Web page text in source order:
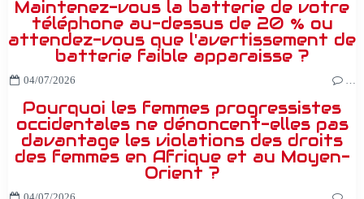
Maintenez-vous la batterie de votre
téléphone au-dessus de 20 % ou
attendez-vous que l'avertissement de
batterie faible apparaisse ?
04/07/2026
Pourquoi les femmes progressistes
occidentales ne dénoncent-elles pas
davantage les violations des droits
des femmes en Afrique et au Moyen-
Orient ?